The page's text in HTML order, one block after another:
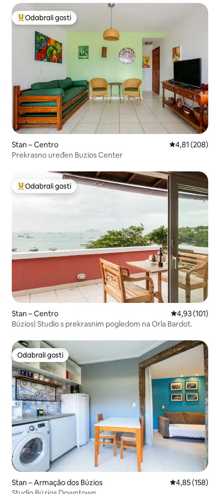
Među najviše rangiranima s oznakom „Odabrali gosti”
Odabrali gosti
Stan – Centro Prosječna
4,81 (208)
Prekrasno uređen Buzios Center
Među najviše rangiranima s oznakom „Odabrali gosti”
Odabrali gosti
Stan – Centro Prosječna
4,93 (101)
Búzios| Studio s prekrasnim pogledom na Orla Bardot.
Odabrali gosti
Odabrali gosti
Stan – Armação dos Búzios Prosječna
4,85 (158)